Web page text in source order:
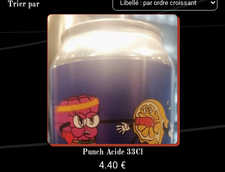
Trier par
Punch Acide 33Cl
4.40 €